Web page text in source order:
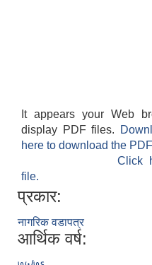
It appears your Web
display PDF files.
here to download the
Click
file.
प्रकार:
नागरिक वडापत्र
आर्थिक वर्ष: